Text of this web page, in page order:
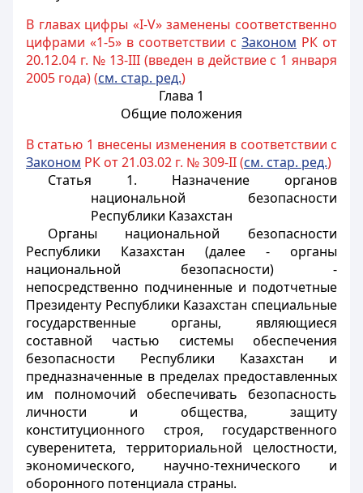
В главах цифры «I-V» заменены соответственно
цифрами «1-5» в соответствии с Законом РК от
20.12.04 г. № 13-III (введен в действие с 1 января
2005 года) (см. стар. ред.)
Глава 1
Общие положения
В статью 1 внесены изменения в соответствии с
Законом РК от 21.03.02 г. № 309-II (см. стар. ред.)
Статья 1. Назначение органов
национальной безопасности
Республики Казахстан
Органы национальной безопасности
Республики Казахстан (далее - органы
национальной безопасности) -
непосредственно подчиненные и подотчетные
Президенту Республики Казахстан специальные
государственные органы, являющиеся
составной частью системы обеспечения
безопасности Республики Казахстан и
предназначенные в пределах предоставленных
им полномочий обеспечивать безопасность
личности и общества, защиту
конституционного строя, государственного
суверенитета, территориальной целостности,
экономического, научно-технического и
оборонного потенциала страны.